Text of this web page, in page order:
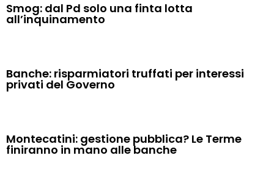
Smog: dal Pd solo una finta lotta
all’inquinamento
Banche: risparmiatori truffati per interessi
privati del Governo
Montecatini: gestione pubblica? Le Terme
finiranno in mano alle banche